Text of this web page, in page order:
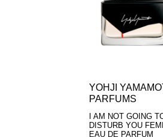
YOHJI
PARFUMS
I AM NOT GOING
DISTURB YOU
EAU DE PARFUM